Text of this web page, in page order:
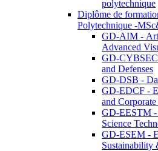
polytechnique
Diplôme de
Polytechnique -
GD-AIM -
Advanced
GD-CYBSEC
and Defenses
GD-DSB -
GD-EDCF -
and
GD-EESTM -
Science
GD-ESEM -
Sustainability